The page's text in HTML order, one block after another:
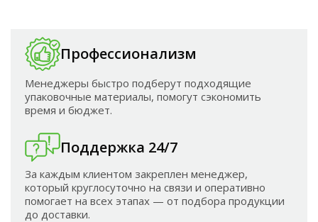
Профессионализм
Менеджеры быстро подберут подходящие
упаковочные материалы, помогут сэкономить
время и бюджет.
Поддержка 24/7
За каждым клиентом закреплен менеджер,
который круглосуточно на связи и оперативно
помогает на всех этапах — от подбора продукции
до доставки.